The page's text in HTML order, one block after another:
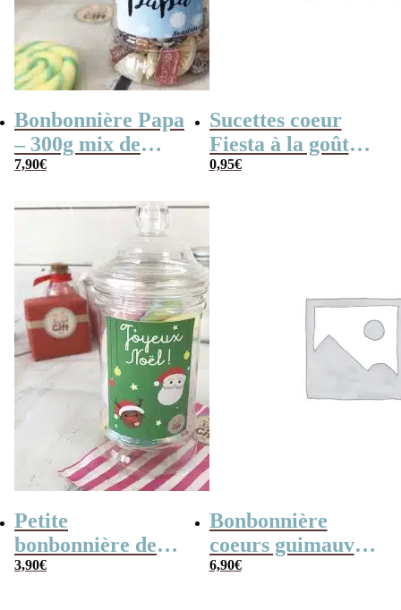
Bonbonnière Papa
– 300g mix de
bonbons anciens –
pères Papa”
7,90€
Sucettes coeur
Fiesta à la goût
cerise x 3
0,95€
Petite
bonbonnière de
Noël – 20 Bonbons
3,90€
Bonbonnière
coeurs guimauve
x15 “Merci pour
6,90€